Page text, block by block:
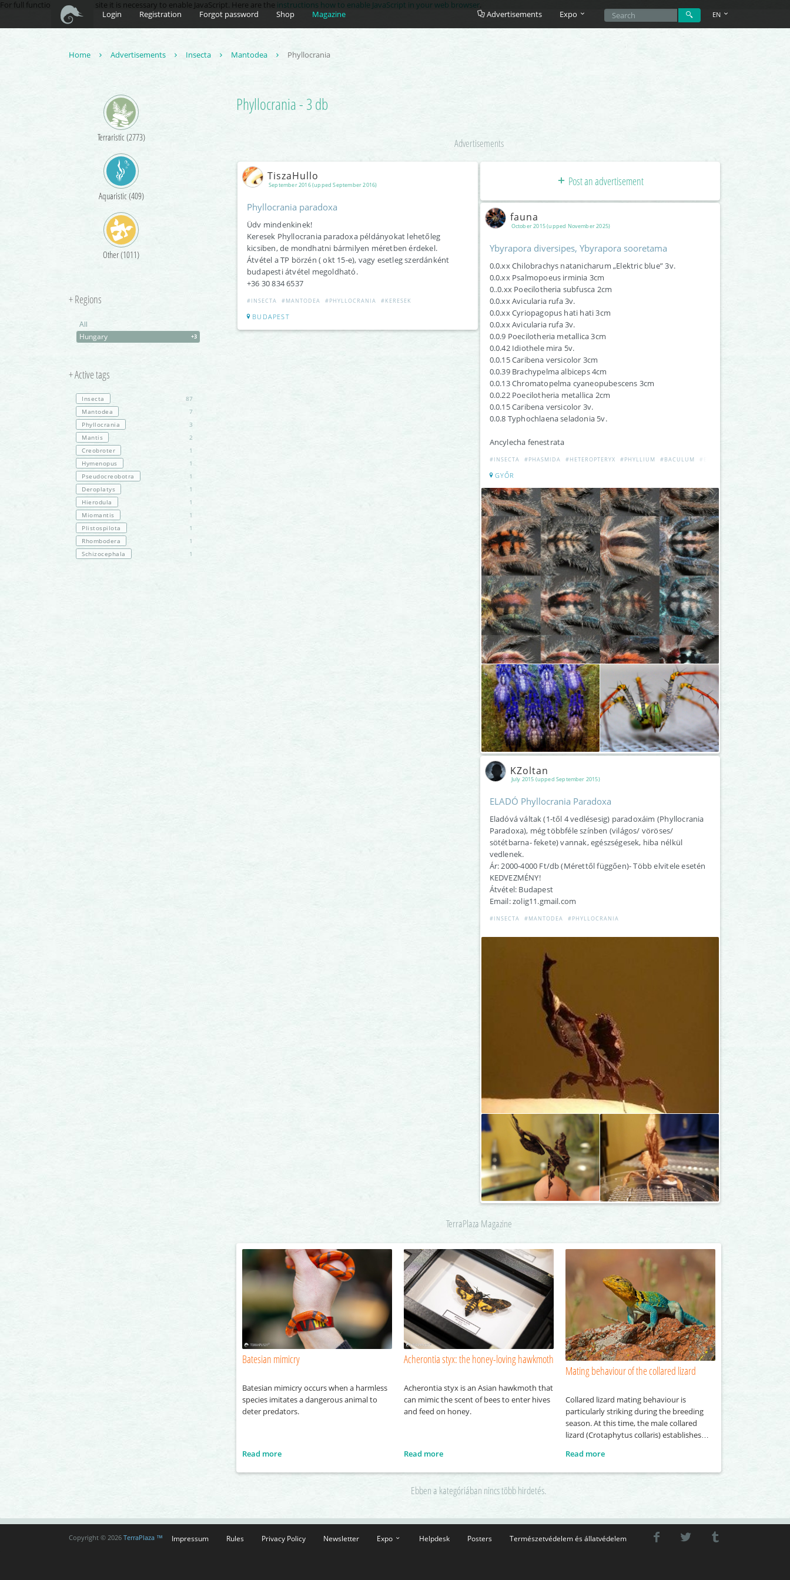
For full functionality of this site it is necessary to enable JavaScript. Here are the instructions how to enable JavaScript in your web browser.
Login
Registration Forgot password Shop Magazine Advertisements Expo EN
Home Advertisements Insecta Mantodea Phyllocrania
Terraristic (2773)
Aquaristic (409)
Other (1011)
+ Regions
All
Hungary
+3
+ Active tags
Insecta
87
Mantodea
7
Phyllocrania
3
Mantis
2
Creobroter
1
Hymenopus
1
Pseudocreobotra
1
Deroplatys
1
Hierodula
1
Miomantis
1
Plistospilota
1
Rhombodera
1
Schizocephala
1
Phyllocrania - 3 db
Advertisements
September 2016 (upped September 2016)
TiszaHullo
Phyllocrania paradoxa
Üdv mindenkinek!
Keresek Phyllocrania paradoxa példányokat lehetőleg
kicsiben, de mondhatni bármilyen méretben érdekel.
Átvétel a TP börzén ( okt 15-e), vagy esetleg szerdánként
budapesti átvétel megoldható.
+36 30 834 6537
#INSECTA #MANTODEA #PHYLLOCRANIA #KERESEK
BUDAPEST
Post an advertisement
October 2015 (upped November 2025)
fauna
Ybyrapora diversipes, Ybyrapora sooretama
0.0.xx Chilobrachys natanicharum „Elektric blue” 3v.
0.0.xx Psalmopoeus irminia 3cm
0..0.xx Poecilotheria subfusca 2cm
0.0.xx Avicularia rufa 3v.
0.0.xx Cyriopagopus hati hati 3cm
0.0.xx Avicularia rufa 3v.
0.0.9 Poecilotheria metallica 3cm
0.0.42 Idiothele mira 5v.
0.0.15 Caribena versicolor 3cm
0.0.39 Brachypelma albiceps 4cm
0.0.13 Chromatopelma cyaneopubescens 3cm
0.0.22 Poecilotheria metallica 2cm
0.0.15 Caribena versicolor 3v.
0.0.8 Typhochlaena seladonia 5v.
Ancylecha fenestrata
#INSECTA #PHASMIDA #HETEROPTERYX #PHYLLIUM #BACULUM #EXTATOSOMA
GYŐR
July 2015 (upped September 2015)
KZoltan
ELADÓ Phyllocrania Paradoxa
Eladóvá váltak (1-től 4 vedlésesig) paradoxáim (Phyllocrania
Paradoxa), még többféle színben (világos/ vöröses/
sötétbarna- fekete) vannak, egészségesek, hiba nélkül
vedlenek.
Ár: 2000-4000 Ft/db (Mérettől függően)- Több elvitele esetén
KEDVEZMÉNY!
Átvétel: Budapest
Email: zolig11.gmail.com
#INSECTA #MANTODEA #PHYLLOCRANIA
TerraPlaza Magazine
Batesian mimicry
Batesian mimicry occurs when a harmless
species imitates a dangerous animal to
deter predators.
Read more
Acherontia styx: the honey-loving hawkmoth
Acherontia styx is an Asian hawkmoth that
can mimic the scent of bees to enter hives
and feed on honey.
Read more
Mating behaviour of the collared lizard
Collared lizard mating behaviour is
particularly striking during the breeding
season. At this time, the male collared
lizard (Crotaphytus collaris) establishes
which it attempts to attract several
females. To gain the attention of females,
Read more
Ebben a kategóriában nincs több hirdetés.
Copyright © 2026 TerraPlaza ™ Impressum Rules Privacy Policy Newsletter Expo Helpdesk Posters Természetvédelem és állatvédelem